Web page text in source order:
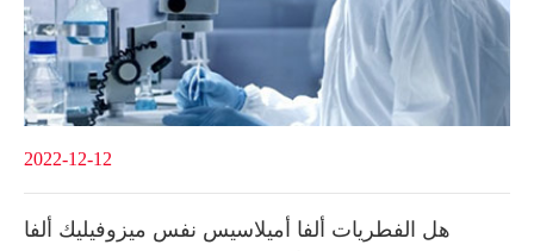
2022-12-12
هل الفطريات ألفا أميلاسيس نفس ميزوفيليك ألفا